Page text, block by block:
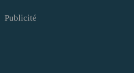
Publicité